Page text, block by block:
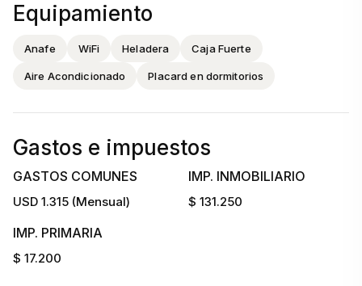
Equipamiento
Anafe WiFi Heladera Caja Fuerte
Aire Acondicionado Placard en dormitorios
Gastos e impuestos
GASTOS COMUNES
USD 1.315 (Mensual)
IMP. INMOBILIARIO
$ 131.250
IMP. PRIMARIA
$ 17.200